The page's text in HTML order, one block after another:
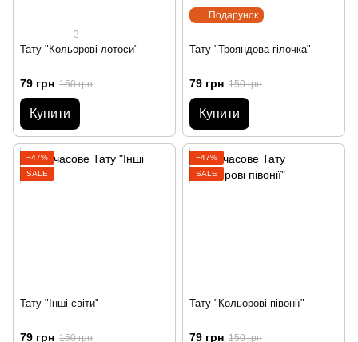
3
Тату "Кольорові лотоси"
79 грн 150 грн
Купити
Подарунок
Тату "Трояндова гілочка"
79 грн 150 грн
Купити
−47%
SALE
Тату "Інші світи"
79 грн 150 грн
−47%
SALE
Тату "Кольорові півонії"
79 грн 150 грн